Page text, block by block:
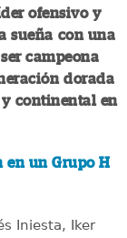
ofensivo y
sueña con una
campeona
dorada
continental en
en un Grupo H
Iniesta, Iker